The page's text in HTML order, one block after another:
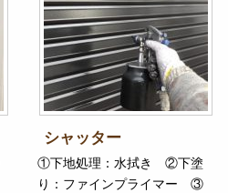
シャッター
①下地処理：水拭き ②下塗
り：ファインプライマー ③